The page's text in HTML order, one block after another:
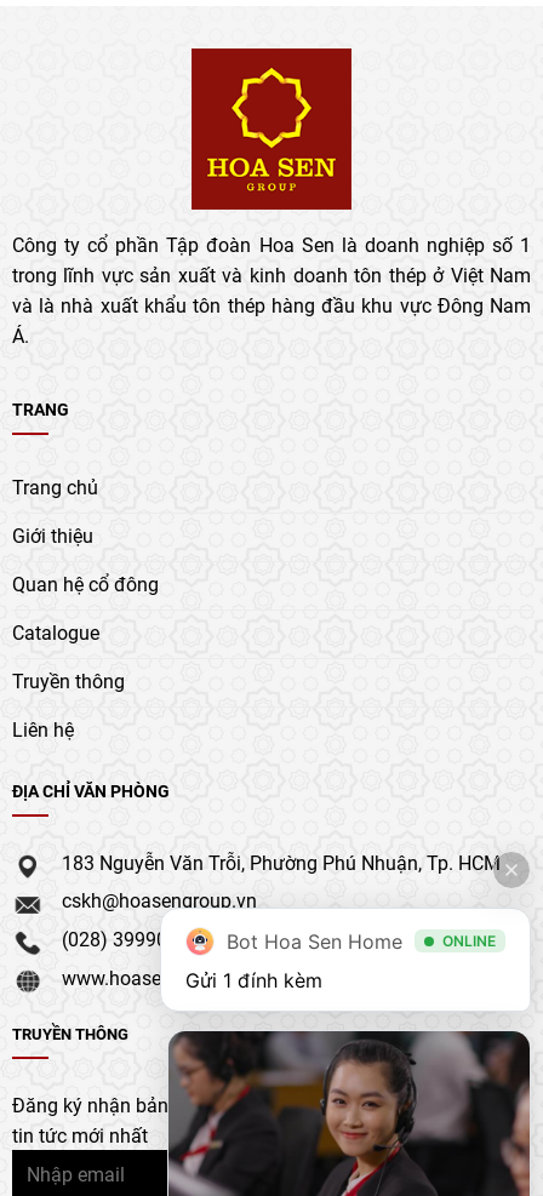
Công ty cổ phần Tập đoàn Hoa Sen là doanh nghiệp số 1
trong lĩnh vực sản xuất và kinh doanh tôn thép ở Việt Nam
và là nhà xuất khẩu tôn thép hàng đầu khu vực Đông Nam
Á.
TRANG
Trang chủ
Giới thiệu
Quan hệ cổ đông
Catalogue
Truyền thông
Liên hệ
ĐỊA CHỈ VĂN PHÒNG
183 Nguyễn Văn Trỗi, Phường Phú Nhuận, Tp. HCM
cskh@hoasengroup.vn
(028) 39990 111
www.hoasengroup.vn
TRUYỀN THÔNG
Đăng ký nhận bản tin của chúng tôi để nhận bản cập nhật &
tin tức mới nhất
Bot Hoa Sen Home ONLINE
Gửi 1 đính kèm